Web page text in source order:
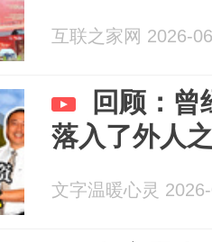
互联之家网 2026-
回顾：曾
落入了外人
文字温暖心灵